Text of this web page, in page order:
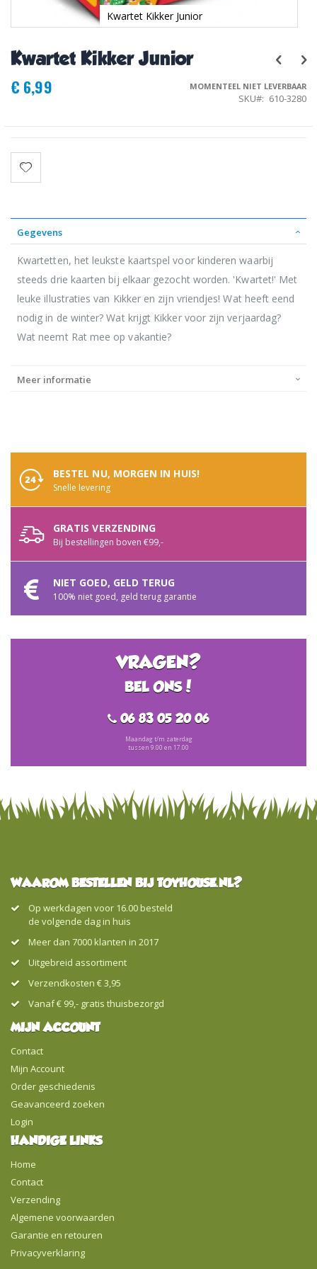
Kwartet Kikker Junior
€ 6,99 MOMENTEEL NIET LEVERBAAR
SKU 610-3280
Kwartet Kikker Junior
het
van
de
Gegevens
Kwartetten, het leukste kaartspel voor kinderen waarbij
steeds drie kaarten bij elkaar gezocht worden. 'Kwartet!' Met
leuke illustraties van Kikker en zijn vriendjes! Wat heeft eend
nodig in de winter? Wat krijgt Kikker voor zijn verjaardag?
Wat neemt Rat mee op vakantie?
Meer informatie
BESTEL NU, MORGEN IN HUIS!
Snelle levering
GRATIS VERZENDING
Bij bestellingen boven €99,-
NIET GOED, GELD TERUG
100% niet goed, geld terug garantie
VRAGEN?
BEL ONS!
06 83 05 20 06
Maandag t/m zaterdag
tussen 9.00 en 17.00
WAAROM BESTELLEN BIJ TOYHOUSE.NL?
Op werkdagen voor 16.00 besteld
de volgende dag in huis
Meer dan 7000 klanten in 2017
Uitgebreid assortiment
Verzendkosten € 3,95
Vanaf € 99,- gratis thuisbezorgd
MIJN ACCOUNT
Contact
Mijn Account
Order geschiedenis
Geavanceerd zoeken
Login
HANDIGE LINKS
Home
Contact
Verzending
Algemene voorwaarden
Garantie en retouren
Privacyverklaring